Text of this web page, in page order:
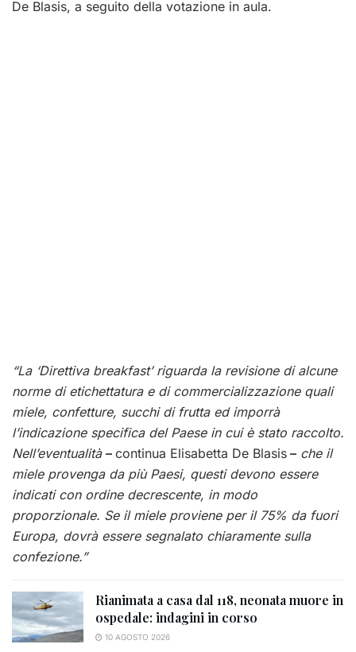
De Blasis, a seguito della votazione in aula.
“La ‘Direttiva breakfast’ riguarda la revisione di alcune
norme di etichettatura e di commercializzazione quali
miele, confetture, succhi di frutta ed imporrà
l’indicazione specifica del Paese in cui è stato raccolto.
Nell’eventualità – continua Elisabetta De Blasis – che il
miele provenga da più Paesi, questi devono essere
indicati con ordine decrescente, in modo
proporzionale. Se il miele proviene per il 75% da fuori
Europa, dovrà essere segnalato chiaramente sulla
confezione.”
Rianimata a casa dal 118, neonata muore in
ospedale: indagini in corso
10 AGOSTO 2026